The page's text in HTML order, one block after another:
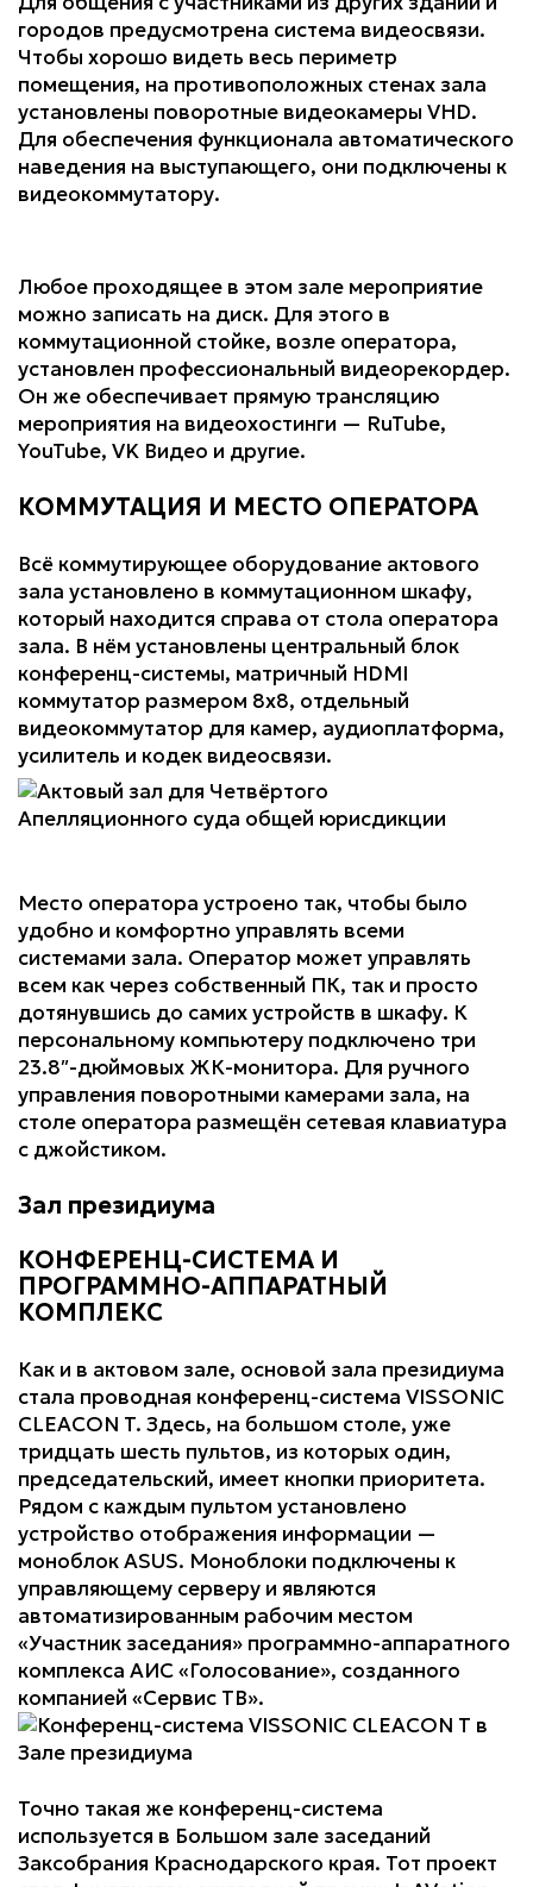
городов предусмотрена система видеосвязи.
Чтобы хорошо видеть весь периметр
помещения, на противоположных стенах зала
установлены поворотные видеокамеры VHD.
Для обеспечения функционала автоматического
наведения на выступающего, они подключены к
видеокоммутатору.
Любое проходящее в этом зале мероприятие
можно записать на диск. Для этого в
коммутационной стойке, возле оператора,
установлен профессиональный видеорекордер.
Он же обеспечивает прямую трансляцию
мероприятия на видеохостинги — RuTube,
YouTube, VK Видео и другие.
КОММУТАЦИЯ И МЕСТО ОПЕРАТОРА
Всё коммутирующее оборудование актового
зала установлено в коммутационном шкафу,
который находится справа от стола оператора
зала. В нём установлены центральный блок
конференц-системы, матричный HDMI
коммутатор размером 8х8, отдельный
видеокоммутатор для камер, аудиоплатформа,
усилитель и кодек видеосвязи.
Место оператора устроено так, чтобы было
удобно и комфортно управлять всеми
системами зала. Оператор может управлять
всем как через собственный ПК, так и просто
дотянувшись до самих устройств в шкафу. К
персональному компьютеру подключено три
23.8″-дюймовых ЖК-монитора. Для ручного
управления поворотными камерами зала, на
столе оператора размещён сетевая клавиатура
с джойстиком.
Зал президиума
КОНФЕРЕНЦ-СИСТЕМА И
ПРОГРАММНО-АППАРАТНЫЙ
КОМПЛЕКС
Как и в актовом зале, основой зала президиума
стала проводная конференц-система VISSONIC
CLEACON T. Здесь, на большом столе, уже
тридцать шесть пультов, из которых один,
председательский, имеет кнопки приоритета.
Рядом с каждым пультом установлено
устройство отображения информации —
моноблок ASUS. Моноблоки подключены к
управляющему серверу и являются
автоматизированным рабочим местом
«Участник заседания» программно-аппаратного
комплекса АИС «Голосование», созданного
компанией «Сервис ТВ».
Точно такая же конференц-система
используется в Большом зале заседаний
Заксобрания Краснодарского края. Тот проект